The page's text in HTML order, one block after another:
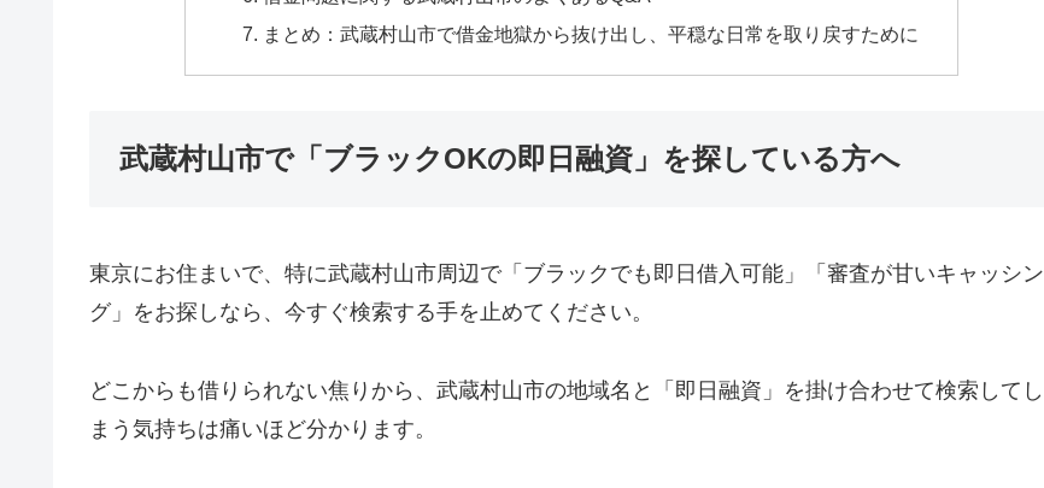
まとめ：武蔵村山市で借金地獄から抜け出し、平穏な日常を取り戻すために
武蔵村山市で「ブラックOKの即日融資」を探している方へ
東京にお住まいで、特に武蔵村山市周辺で「ブラックでも即日借入可能」「審査が甘いキャッシン
グ」をお探しなら、今すぐ検索する手を止めてください。
どこからも借りられない焦りから、武蔵村山市の地域名と「即日融資」を掛け合わせて検索してし
まう気持ちは痛いほど分かります。